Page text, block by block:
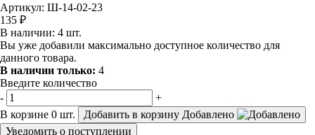
Артикул: Ш-14-02-23
135 ₽
В наличии: 4 шт.
Вы уже добавили максимально доступное количество для
данного товара.
В наличии только: 4
Введите количество
-
+
В корзине 0 шт. Добавить в корзину Добавлено
Уведомить о поступлении